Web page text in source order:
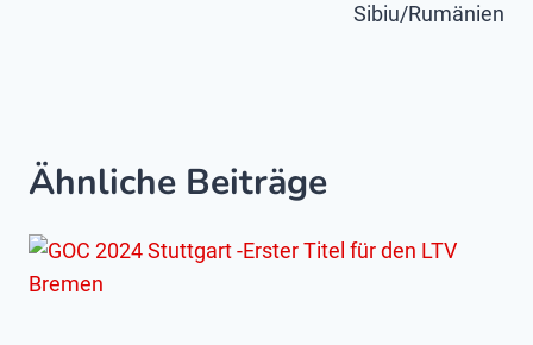
Sibiu/Rumänien
Ähnliche Beiträge